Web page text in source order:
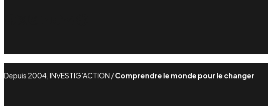
Depuis 2004, INVESTIG’ACTION /Comprendre le monde pour le changer